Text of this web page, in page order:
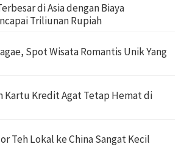
di Asia dengan Biaya
Triliunan Rupiah
Spot Wisata Romantis Unik Yang
Kartu Kredit Agat Tetap Hemat di
Teh Lokal ke China Sangat Kecil